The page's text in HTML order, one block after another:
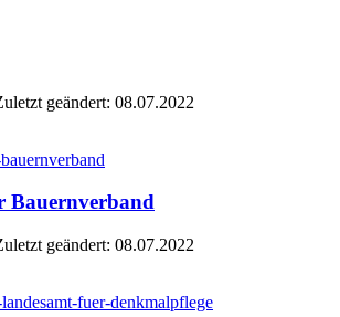
geändert: 08.07.2022
Bauernverband
geändert: 08.07.2022